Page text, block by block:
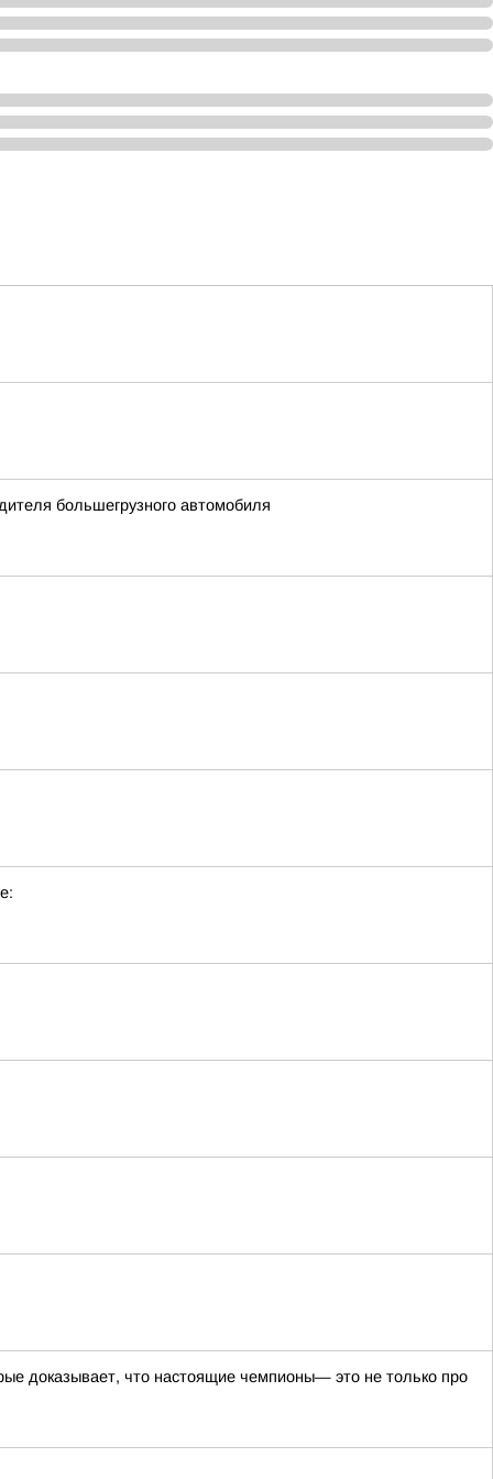
большегрузного автомобиля
доказывает, что настоящие чемпионы— это не только про